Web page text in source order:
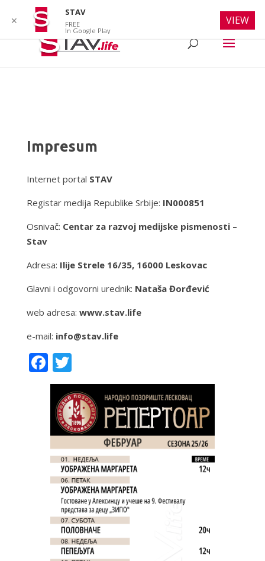
Impresum
Internet portal STAV
Registar medija Republike Srbije: IN000851
Osnivač: Centar za razvoj medijske pismenosti –
Stav
Adresa: Ilije Strele 16/35, 16000 Leskovac
Glavni i odgovorni urednik: Nataša Đorđević
web adresa: www.stav.life
e-mail: info@stav.life
Facebook
Twitter
✕
STAV
FREE
In Google Play
VIEW